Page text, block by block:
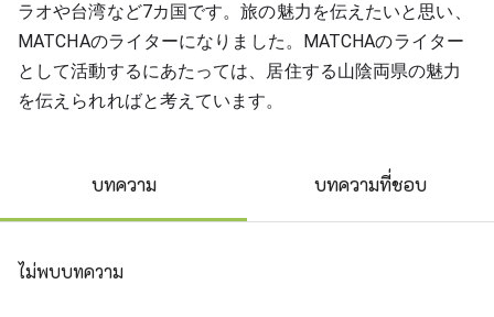
ラオや台湾など7カ国です。旅の魅力を伝えたいと思い、
MATCHAのライターになりました。MATCHAのライター
として活動するにあたっては、居住する山陰両県の魅力
を伝えられればと考えています。
บทความ บทความที่ชอบ
ไม่พบบทความ